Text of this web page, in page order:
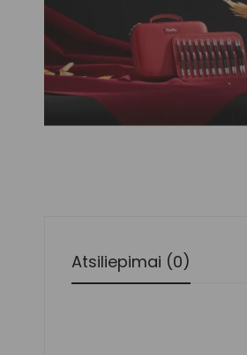
Atsiliepimai (0)